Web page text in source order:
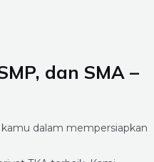
dan SMA –
dalam mempersiapkan